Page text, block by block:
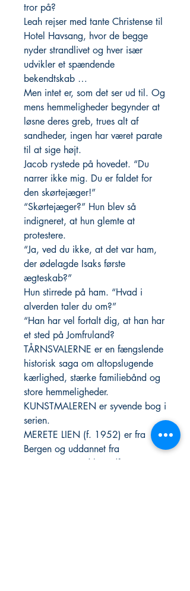
tror på?
Leah rejser med tante Christense til
Hotel Havsang, hvor de begge
nyder strandlivet og hver især
udvikler et spændende
bekendtskab …
Men intet er, som det ser ud til. Og
mens hemmeligheder begynder at
løsne deres greb, trues alt af
sandheder, ingen har været parate
til at sige højt.
Jacob rystede på hovedet. “Du
narrer ikke mig. Du er faldet for
den skørtejæger!”
“Skørtejæger?” Hun blev så
indigneret, at hun glemte at
protestere.
“Ja, ved du ikke, at det var ham,
der ødelagde Isaks første
ægteskab?”
Hun stirrede på ham. “Hvad i
alverden taler du om?”
“Han har vel fortalt dig, at han har
et sted på Jomfruland?
TÅRNSVALERNE er en fængslende
historisk saga om altopslugende
kærlighed, stærke familiebånd og
store hemmeligheder.
KUNSTMALEREN er syvende bog i
serien.
MERETE LIEN (f. 1952) er fra
Bergen og uddannet fra
universitetet med hovedfag i